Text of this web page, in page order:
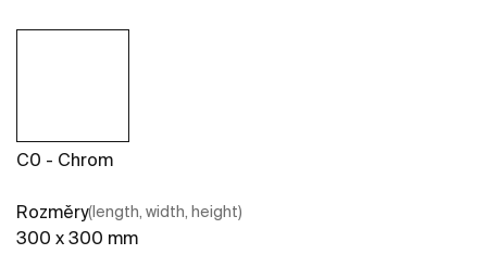
C0 - Chrom
Rozměry(length, width, height)
300 x 300 mm